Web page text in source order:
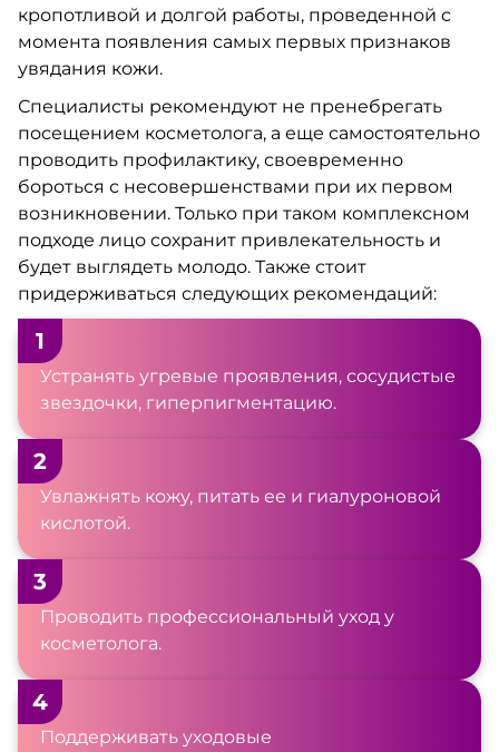
кропотливой и долгой работы, проведенной с
момента появления самых первых признаков
увядания кожи.
Специалисты рекомендуют не пренебрегать
посещением косметолога, а еще самостоятельно
проводить профилактику, своевременно
бороться с несовершенствами при их первом
возникновении. Только при таком комплексном
подходе лицо сохранит привлекательность и
будет выглядеть молодо. Также стоит
придерживаться следующих рекомендаций:
1
Устранять угревые проявления, сосудистые
звездочки, гиперпигментацию.
2
Увлажнять кожу, питать ее и гиалуроновой
кислотой.
3
Проводить профессиональный уход у
косметолога.
4
Поддерживать уходовые